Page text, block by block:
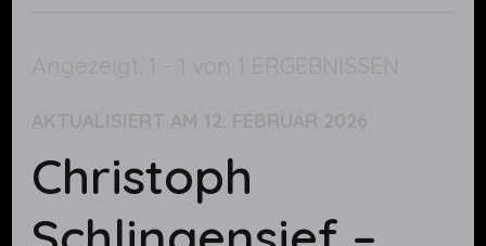
Angezeigt: 1 - 1 von 1 ERGEBNISSEN
AKTUALISIERT AM 12. FEBRUAR 2026
Christoph